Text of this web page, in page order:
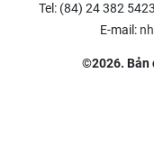
Tel: (84) 24 382
E-mail:
©2026. Bản